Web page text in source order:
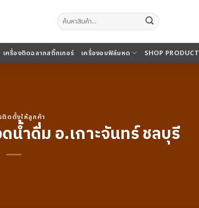
ค้นหา:
เครื่องติดฉลากสติ๊กเกอร์ เครื่องอบฟิล์มหด SHOP PRODUCT
ติดตั้งให้ลูกค้า
น้ำดื่ม อ.เกาะจันทร์ ชลบุรี